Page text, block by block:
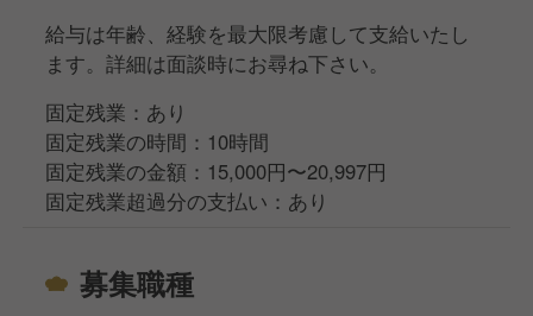
給与は年齢、経験を最大限考慮して支給いたし
ます。詳細は面談時にお尋ね下さい。
固定残業：あり
固定残業の時間：10時間
固定残業の金額：15,000円〜20,997円
固定残業超過分の支払い：あり
募集職種